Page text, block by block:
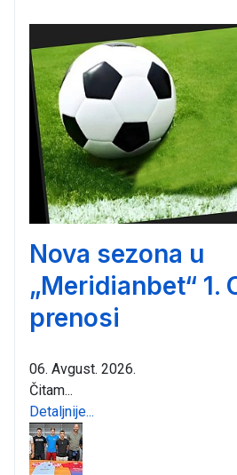
Nova sezona u
„Meridianbet“ 1.
prenosi
06. Avgust. 2026.
Čitam...
Detaljnije...